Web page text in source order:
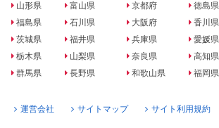
山形県
福島県
茨城県
栃木県
群馬県
富山県
石川県
福井県
山梨県
長野県
京都府
大阪府
兵庫県
奈良県
和歌山県
徳島県
香川県
愛媛県
高知県
福岡県
運営会社 サイトマップ サイト利用規約